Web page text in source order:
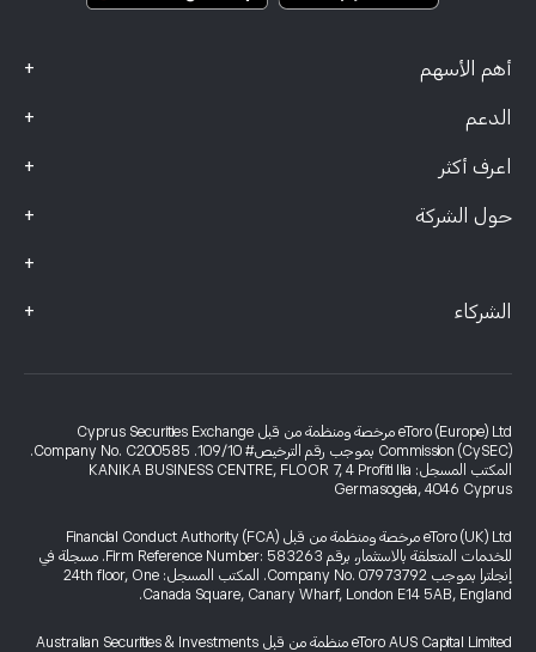
أهم الأسهم +
الدعم +
اعرف أكثر +
حول الشركة +
+
الشركاء +
eToro (Europe) Ltd مرخصة ومنظمة من قبل Cyprus Securities Exchange
Commission (CySEC) بموجب رقم الترخيص# 109/10. Company No. C200585.
المكتب المسجل: KANIKA BUSINESS CENTRE, FLOOR 7, 4 Profiti Ilia
Germasogeia, 4046 Cyprus
eToro (UK) Ltd مرخصة ومنظمة من قبل Financial Conduct Authority (FCA)
للخدمات المتعلقة بالاستثمار، برقم Firm Reference Number: 583263. مسجلة في
إنجلترا بموجب Company No. 07973792. المكتب المسجل: 24th floor, One
Canada Square, Canary Wharf, London E14 5AB, England.
eToro AUS Capital Limited منظمة من قبل Australian Securities & Investments